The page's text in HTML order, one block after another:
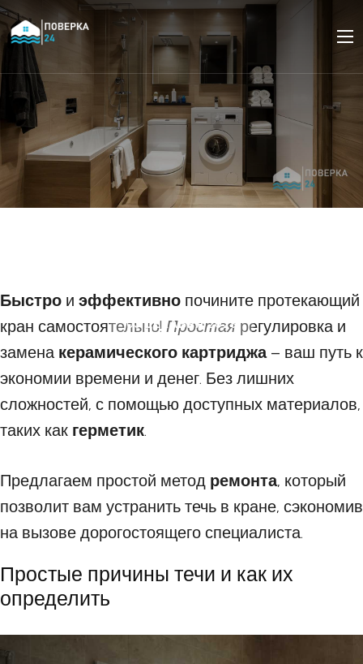
03 ДЕКАБРЯ 2025
Быстро и эффективно почините протекающий
кран самостоятельно! Простая регулировка и
замена керамического картриджа– ваш путь к
экономии времени и денег. Без лишних
сложностей, с помощью доступных материалов,
таких как герметик.
Предлагаем простой метод ремонта, который
позволит вам устранить течь в кране, сэкономив
на вызове дорогостоящего специалиста.
Простые причины течи и как их
определить